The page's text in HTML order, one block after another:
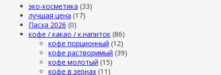
эко-косметика (33)
лучшая цена (17)
Пасха 2026 (0)
кофе / какао / к.напиток (86)
кофе порционный (12)
кофе растворимый (39)
кофе молотый (15)
кофе в зернах (11)